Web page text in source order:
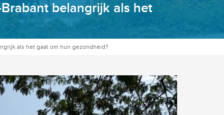
belangrijk als het
als het gaat om hun gezondheid?